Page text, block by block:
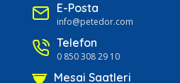
E-Posta
info@petedor.com
Telefon
0 850 308 29 10
Mesai Saatleri